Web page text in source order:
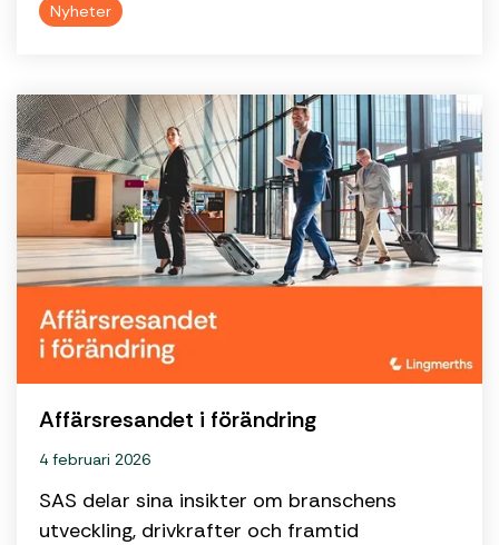
Nyheter
Affärsresandet i förändring
4 februari 2026
SAS delar sina insikter om branschens
utveckling, drivkrafter och framtid